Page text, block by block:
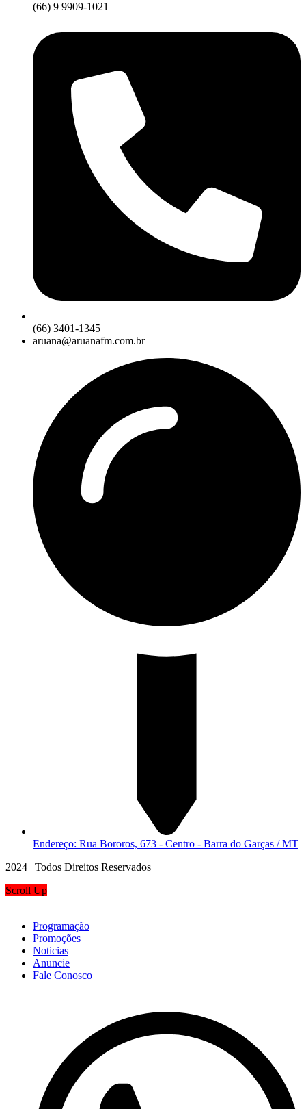
(66) 9 9909-1021
(66) 3401-1345
aruana@aruanafm.com.br
Endereço: Rua Bororos, 673 - Centro - Barra do Garças / MT
2024 | Todos Direitos Reservados
Scroll Up
Programação
Promoções
Noticias
Anuncie
Fale Conosco